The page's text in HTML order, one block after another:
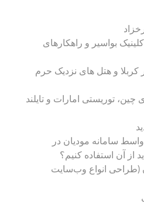
بواسیر و راهکارهای
کربلا و هتل های نزدیک حرم
چین، توریستی امارات و تایلند
سامانه مودیان در
از آن استفاده کنیم؟
(طراحی انواع وب‌سایت